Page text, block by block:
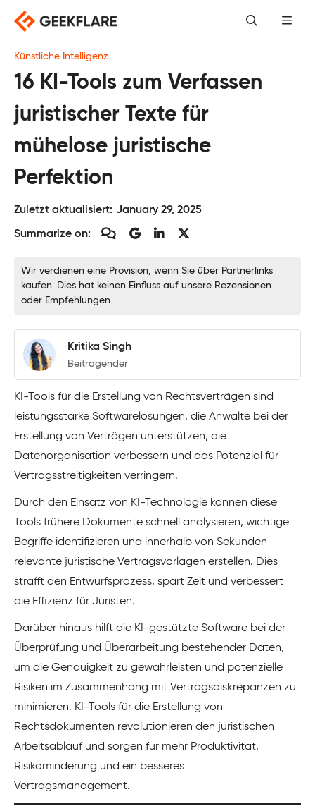
Skip
content
Künstliche Intelligenz
16 KI-Tools zum Verfassen
juristischer Texte für
mühelose juristische
Perfektion
Zuletzt aktualisiert: January 29, 2025
Summarize on:
Wir verdienen eine Provision, wenn Sie über Partnerlinks
kaufen. Dies hat keinen Einfluss auf unsere Rezensionen
oder Empfehlungen.
Kritika Singh
Beitragender
KI-Tools für die Erstellung von Rechtsverträgen sind
leistungsstarke Softwarelösungen, die Anwälte bei der
Erstellung von Verträgen unterstützen, die
Datenorganisation verbessern und das Potenzial für
Vertragsstreitigkeiten verringern.
Durch den Einsatz von KI-Technologie können diese
Tools frühere Dokumente schnell analysieren, wichtige
Begriffe identifizieren und innerhalb von Sekunden
relevante juristische Vertragsvorlagen erstellen. Dies
strafft den Entwurfsprozess, spart Zeit und verbessert
die Effizienz für Juristen.
Darüber hinaus hilft die KI-gestützte Software bei der
Überprüfung und Überarbeitung bestehender Daten,
um die Genauigkeit zu gewährleisten und potenzielle
Risiken im Zusammenhang mit Vertragsdiskrepanzen zu
minimieren. KI-Tools für die Erstellung von
Rechtsdokumenten revolutionieren den juristischen
Arbeitsablauf und sorgen für mehr Produktivität,
Risikominderung und ein besseres
Vertragsmanagement.